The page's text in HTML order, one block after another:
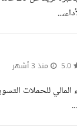
منذ 3 أشهر